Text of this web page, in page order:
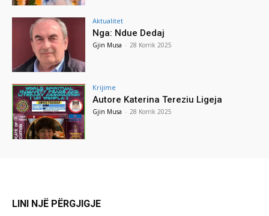
Aktualitet
Nga: Ndue Dedaj
Gjin Musa - 28 Korrik 2025
Krijime
Autore Katerina Tereziu Ligeja
Gjin Musa - 28 Korrik 2025
LINI NJË PËRGJIGJE